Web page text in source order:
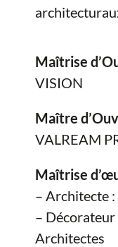
Maîtrise
VISION
Maître
VALREAM
Maîtrise
– Architecte
–
Architectes